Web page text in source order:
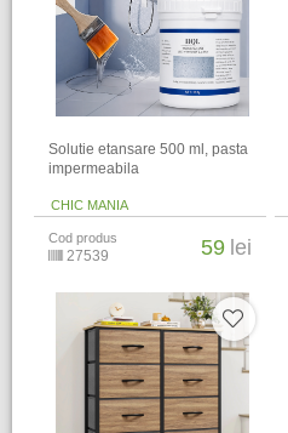
Solutie etansare 500 ml, pasta
impermeabila
CHIC MANIA
Cod produs
27539 59 lei